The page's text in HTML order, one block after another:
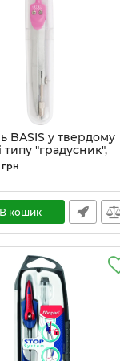
BASIS у твердому
типу "градусник",
KIDS Line
грн
В кошик